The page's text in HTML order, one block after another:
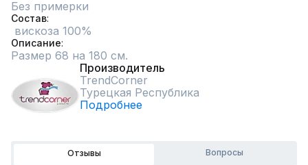
Без примерки
Состав
вискоза 100%
Описание
Размер 68 на 180 см.
Производитель
TrendCorner
Турецкая Республика
Подробнее
Отзывы Вопросы